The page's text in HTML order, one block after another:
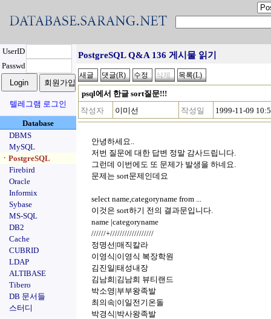
UserID
Passwd
텔레그램 로그인
Database
DBMS
MySQL
ㆍPostgreSQL
Firebird
Oracle
Informix
Sybase
MS-SQL
DB2
Cache
CUBRID
LDAP
ALTIBASE
Tibero
DB 문서들
스터디
PostgreSQL Q&A 136 게시물 읽기
psql에서 한글 sort질문!!!
작성자
이미선 작성일 1999-11-09
안녕하세요..
저번 질문에 대한 답변 정말 감사드립니다.
그런데 이번에도 또 문제가 발생을 하네요.
문제는 sort문제인데요
select name,categoryname from ...
이것은 sort하기 전의 결과문입니다.
name |categoryname
//////+//////////////////
정명선|매직칼라
이영식|이영식 복장학원
김진일|태성내장
김남희|김남희 뷰티랜드
박소영|부부왕족발
최의속|이일전기온돌
박경식|박사왕족발